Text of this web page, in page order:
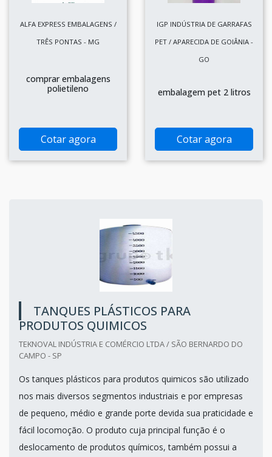
ALFA EXPRESS EMBALAGENS /
TRÊS PONTAS - MG
comprar embalagens
polietileno
Cotar agora
IGP INDÚSTRIA DE GARRAFAS
PET / APARECIDA DE GOIÂNIA -
GO
embalagem pet 2 litros
Cotar agora
TANQUES PLÁSTICOS PARA
PRODUTOS QUIMICOS
TEKNOVAL INDÚSTRIA E COMÉRCIO LTDA / SÃO BERNARDO DO
CAMPO - SP
Os tanques plásticos para produtos quimicos são utilizado
nos mais diversos segmentos industriais e por empresas
de pequeno, médio e grande porte devida sua praticidade e
fácil locomoção. O produto cuja principal função é o
deslocamento de produtos químicos, também possui a